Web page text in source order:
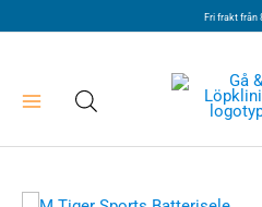
Fri frakt från